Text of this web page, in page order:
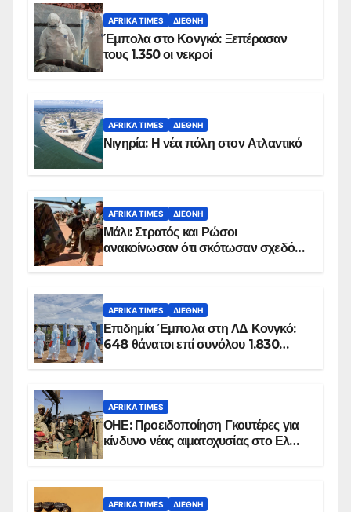
AFRIKA TIMES ΔΙΕΘΝΉ
Έμπολα στο Κονγκό: Ξεπέρασαν
τους 1.350 οι νεκροί
AFRIKA TIMES ΔΙΕΘΝΉ
Νιγηρία: Η νέα πόλη στον Ατλαντικό
AFRIKA TIMES ΔΙΕΘΝΉ
Μάλι: Στρατός και Ρώσοι
ανακοίνωσαν ότι σκότωσαν σχεδόν
AFRIKA TIMES ΔΙΕΘΝΉ
Επιδημία Έμπολα στη ΛΔ Κονγκό:
648 θάνατοι επί συνόλου 1.830
AFRIKA TIMES
ΟΗΕ: Προειδοποίηση Γκουτέρες για
κίνδυνο νέας αιματοχυσίας στο Ελ
AFRIKA TIMES ΔΙΕΘΝΉ